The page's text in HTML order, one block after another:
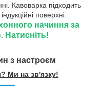
Кавоварка підходить
поверхні.
начиння за
Натисніть!
з настроєм
Ми на зв'язку!